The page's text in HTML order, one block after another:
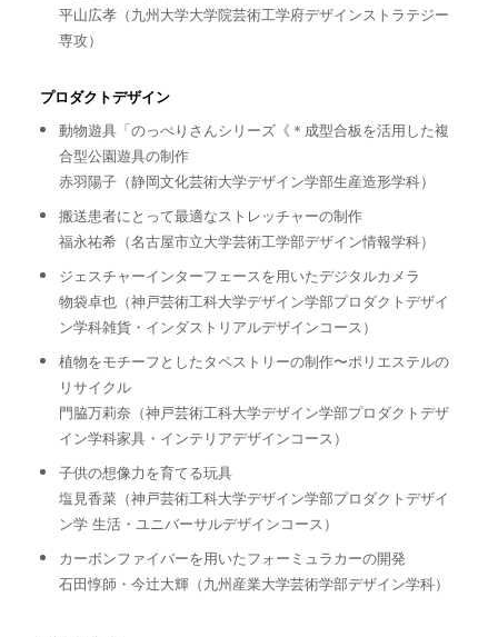
平山広孝（九州大学大学院芸術工学府デザインストラテジー
専攻）
プロダクトデザイン
動物遊具「のっぺりさんシリーズ《＊成型合板を活用した複
合型公園遊具の制作
赤羽陽子（静岡文化芸術大学デザイン学部生産造形学科）
搬送患者にとって最適なストレッチャーの制作
福永祐希（名古屋市立大学芸術工学部デザイン情報学科）
ジェスチャーインターフェースを用いたデジタルカメラ
物袋卓也（神戸芸術工科大学デザイン学部プロダクトデザイ
ン学科雑貨・インダストリアルデザインコース）
植物をモチーフとしたタペストリーの制作〜ポリエステルの
リサイクル
門脇万莉奈（神戸芸術工科大学デザイン学部プロダクトデザ
イン学科家具・インテリアデザインコース）
子供の想像力を育てる玩具
塩見香菜（神戸芸術工科大学デザイン学部プロダクトデザイ
ン学 生活・ユニバーサルデザインコース）
カーボンファイバーを用いたフォーミュラカーの開発
石田惇師・今辻大輝（九州産業大学芸術学部デザイン学科）